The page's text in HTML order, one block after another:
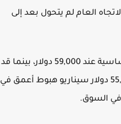
العام لم يتحول بعد إلى
كما تقع مستويات الدعم الأساسية عند 59,000 دولار، بينما قد
تمثل منطقة 50,000 إلى 55,000 دولار سيناريو هبوط أعمق في
السوق.